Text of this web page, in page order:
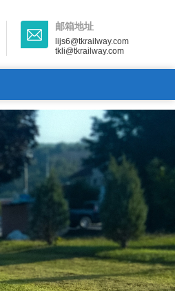
邮箱地址
lijs6@tkrailway.com
tkli@tkrailway.com